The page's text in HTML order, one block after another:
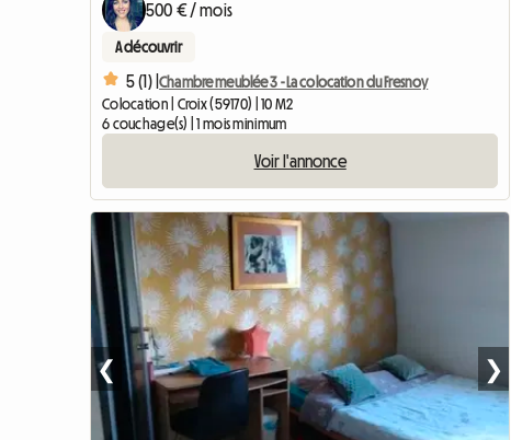
500 € / mois
A découvrir
5 (1) |Chambre meublée 3 - La colocation du Fresnoy
Colocation | Croix (59170) | 10 M2
6 couchage(s) | 1 mois minimum
Voir l'annonce
❮ ❯